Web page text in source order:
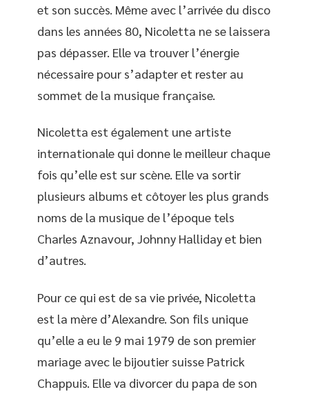
et son succès. Même avec l’arrivée du disco
dans les années 80, Nicoletta ne se laissera
pas dépasser. Elle va trouver l’énergie
nécessaire pour s’adapter et rester au
sommet de la musique française.
Nicoletta est également une artiste
internationale qui donne le meilleur chaque
fois qu’elle est sur scène. Elle va sortir
plusieurs albums et côtoyer les plus grands
noms de la musique de l’époque tels
Charles Aznavour, Johnny Halliday et bien
d’autres.
Pour ce qui est de sa vie privée, Nicoletta
est la mère d’Alexandre. Son fils unique
qu’elle a eu le 9 mai 1979 de son premier
mariage avec le bijoutier suisse Patrick
Chappuis. Elle va divorcer du papa de son